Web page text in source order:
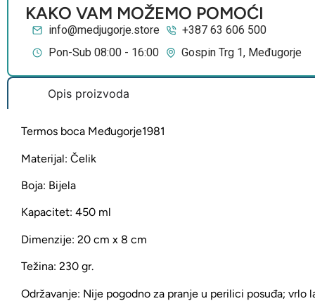
KAKO VAM MOŽEMO POMOĆI
info@medjugorje.store
+387 63 606 500
Pon-Sub 08:00 - 16:00
Gospin Trg 1, Međugorje
Opis proizvoda
Termos boca Međugorje1981
Materijal: Čelik
Boja: Bijela
Kapacitet: 450 ml
Dimenzije: 20 cm x 8 cm
Težina: 230 gr.
Održavanje: Nije pogodno za pranje u perilici posuđa; vrlo